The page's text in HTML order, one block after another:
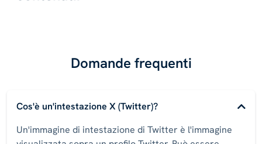
Domande frequenti
Cos'è un'intestazione X (Twitter)?
Un'immagine di intestazione di Twitter è l'immagine